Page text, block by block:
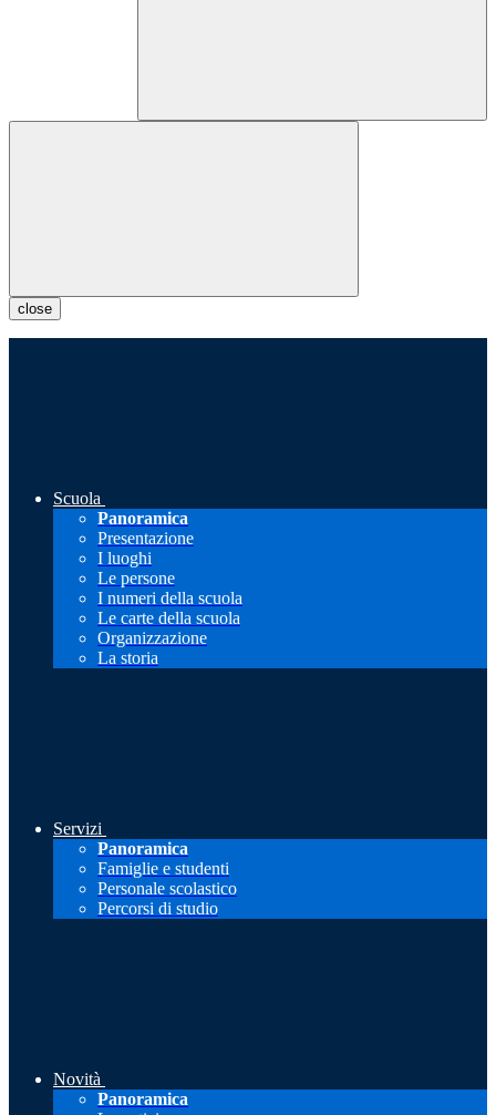
close
Scuola
Panoramica
Presentazione
I luoghi
Le persone
I numeri della scuola
Le carte della scuola
Organizzazione
La storia
Servizi
Panoramica
Famiglie e studenti
Personale scolastico
Percorsi di studio
Novità
Panoramica